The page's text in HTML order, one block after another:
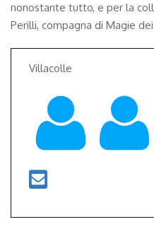
nonostante tutto, e per la
Perilli, compagna di Magie
Villacolle